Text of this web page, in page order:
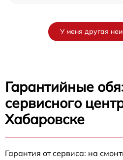
У меня другая
Гарантийные
сервисного
Хабаровске
Гарантия от сервиса: на